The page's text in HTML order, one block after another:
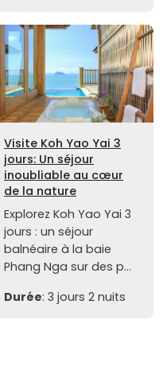
Visite Koh Yao Yai 3
jours: Un séjour
inoubliable au cœur
de la nature
Explorez Koh Yao Yai 3
jours : un séjour
balnéaire à la baie
Phang Nga sur des p...
Durée: 3 jours 2 nuits